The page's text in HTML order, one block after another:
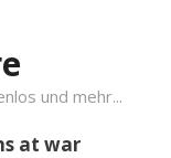
und mehr...
at war